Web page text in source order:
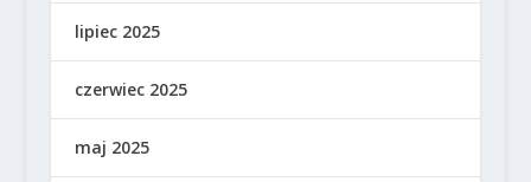
lipiec 2025
czerwiec 2025
maj 2025